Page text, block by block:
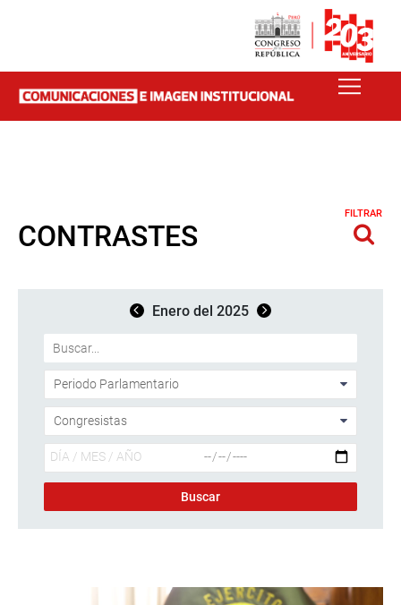
CONTRASTES
FILTRAR
Enero del 2025